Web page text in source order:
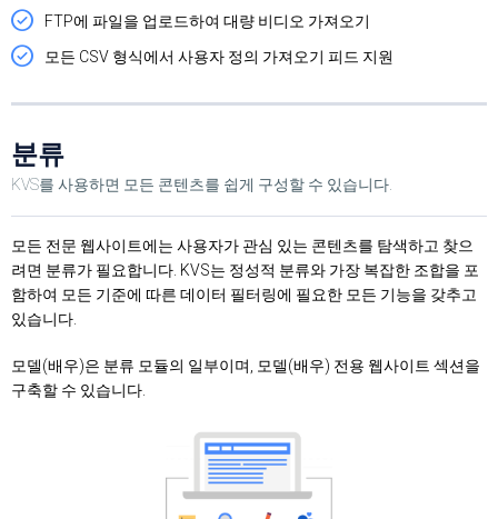
FTP에 파일을 업로드하여 대량 비디오 가져오기
모든 CSV 형식에서 사용자 정의 가져오기 피드 지원
분류
KVS를 사용하면 모든 콘텐츠를 쉽게 구성할 수 있습니다.
모든 전문 웹사이트에는 사용자가 관심 있는 콘텐츠를 탐색하고 찾으
려면 분류가 필요합니다. KVS는 정성적 분류와 가장 복잡한 조합을 포
함하여 모든 기준에 따른 데이터 필터링에 필요한 모든 기능을 갖추고
있습니다.
모델(배우)은 분류 모듈의 일부이며, 모델(배우) 전용 웹사이트 섹션을
구축할 수 있습니다.